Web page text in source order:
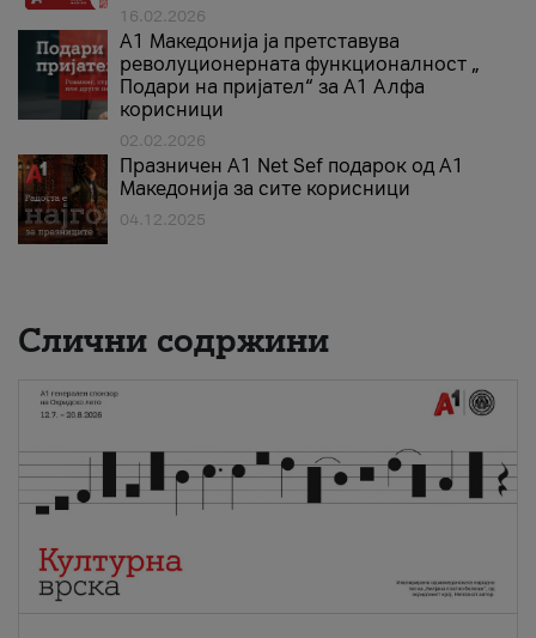
16.02.2026
А1 Македонија ја претставува
револуционерната функционалност „
Подари на пријател“ за А1 Алфа
корисници
02.02.2026
Празничен A1 Net Sеf подарок од А1
Македонија за сите корисници
04.12.2025
Слични содржини